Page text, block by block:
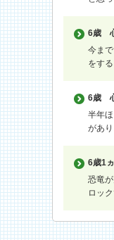
6歳
今ま
をする
6歳
半年
があり
6歳1
恐竜
ロック